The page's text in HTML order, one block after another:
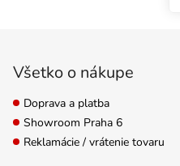
Všetko o nákupe
Doprava a platba
Showroom Praha 6
Reklamácie / vrátenie tovaru